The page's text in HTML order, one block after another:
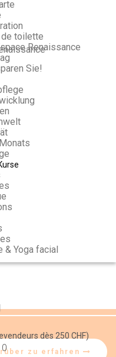
dès 250 CHF)
0
de toilette
Renaissance
Sie!
& Yoga facial
zu erfahren